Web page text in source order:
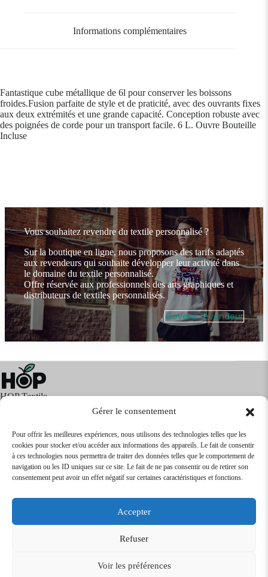
Gérer le consentement
Pour offrir les meilleures expériences, nous utilisons des technologies telles que les
cookies pour stocker et/ou accéder aux informations des appareils. Le fait de consentir
à ces technologies nous permettra de traiter des données telles que le comportement de
navigation ou les ID uniques sur ce site. Le fait de ne pas consentir ou de retirer son
consentement peut avoir un effet négatif sur certaines caractéristiques et fonctions.
Accepter
Refuser
Voir les préférences
Informations complémentaires
Fantastique cube métallique de 6l pour conserver les boissons
froides.Fusion parfaite de style et de praticité, avec des ouvrants fixes
aux deux extrémités et une grande capacité. Conception robuste avec
des poignées de corde pour un transport facile. 6 L. Ouvre Bouteille
Incluse
Vous souhaitez revendre du textile personnalisé ?
Sur la boutique en ligne, nous proposons des tarifs adaptés
aux revendeurs qui souhaite développer leur activité dans
le domaine du textile personnalisé.
Offre réservée aux professionnels des arts graphiques et
distributeurs de textiles personnalisés.
Devenir revendeur
HOP Textile
Textile Articles Publicitaires
Infos
Boutique en ligne
Express 24H
Tarifs Revendeurs